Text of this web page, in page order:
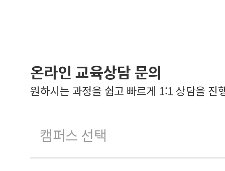
온라인 교육상담 문의
원하시는 과정을 쉽고 빠르게 1:1 상담을 진